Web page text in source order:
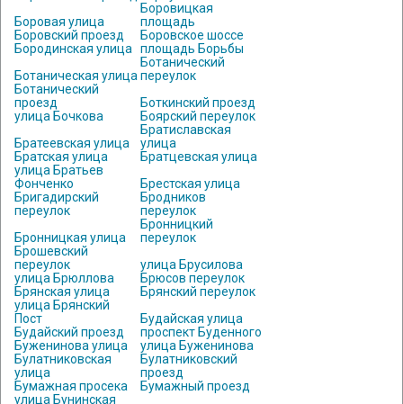
Боровая улица
Боровицкая
площадь
Боровский проезд
Боровское шоссе
Бородинская улица
площадь Борьбы
Ботаническая улица
Ботанический
переулок
Ботанический
проезд
Боткинский проезд
улица Бочкова
Боярский переулок
Братеевская улица
Братиславская
улица
Братская улица
Братцевская улица
улица Братьев
Фонченко
Брестская улица
Бригадирский
переулок
Бродников
переулок
Бронницкая улица
Бронницкий
переулок
Брошевский
переулок
улица Брусилова
улица Брюллова
Брюсов переулок
Брянская улица
Брянский переулок
улица Брянский
Пост
Будайская улица
Будайский проезд
проспект Буденного
Буженинова улица
улица Буженинова
Булатниковская
улица
Булатниковский
проезд
Бумажная просека
Бумажный проезд
улица Бунинская